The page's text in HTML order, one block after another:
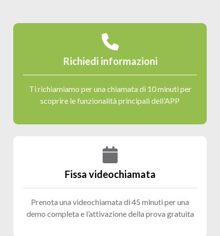
Richiedi informazioni
Ti richiamiamo per una chiamata di 10 minuti per
scoprire le funzionalità principali dell’APP
Fissa videochiamata
Prenota una videochiamata di 45 minuti per una
demo completa e l’attivazione della prova gratuita